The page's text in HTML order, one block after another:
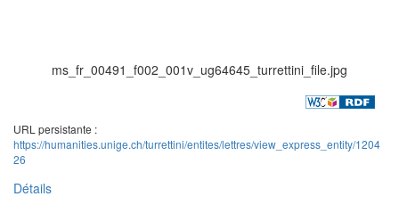
ms_fr_00491_f002_001v_ug64645_turrettini_file.jpg
URL persistante :
https://humanities.unige.ch/turrettini/entites/lettres/view_express_entity/1204
26
Détails